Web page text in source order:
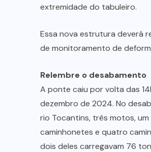
extremidade do tabuleiro.
Essa nova estrutura deverá
de monitoramento de
Relembre o desabamento
A ponte caiu por volta das
dezembro de 2024. No
rio Tocantins, três motos,
caminhonetes e quatro
dois deles carregavam 76